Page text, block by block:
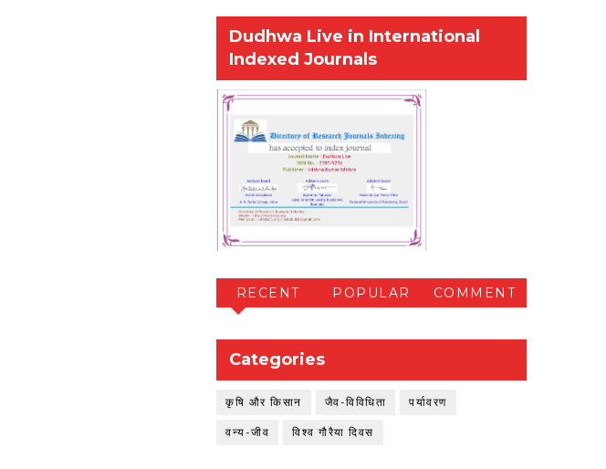
Dudhwa Live in International
Indexed Journals
RECENT POPULAR COMMENT
Categories
कृषि और किसान जैव-विविधिता पर्यावरण
वन्य-जीव विश्व गौरैया दिवस